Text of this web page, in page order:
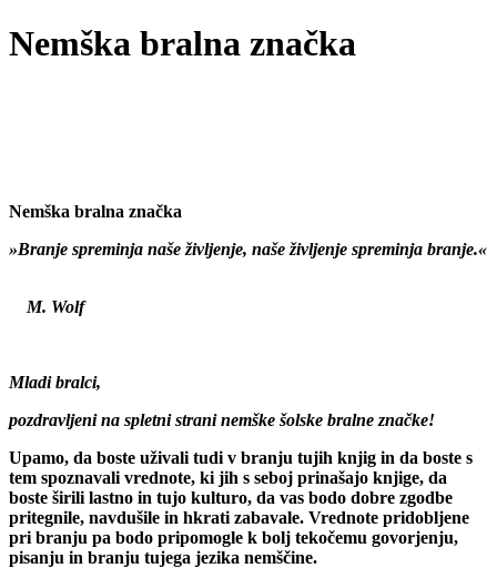
Nemška bralna značka
Nemška bralna značka
»Branje spreminja naše življenje, naše življenje spreminja branje.«
M. Wolf
Mladi bralci,
pozdravljeni na spletni strani nemške šolske bralne značke!
Upamo, da boste uživali tudi v branju tujih knjig in da boste s
tem spoznavali vrednote, ki jih s seboj prinašajo knjige, da
boste širili lastno in tujo kulturo, da vas bodo dobre zgodbe
pritegnile, navdušile in hkrati zabavale. Vrednote pridobljene
pri branju pa bodo pripomogle k bolj tekočemu govorjenju,
pisanju in branju tujega jezika nemščine.